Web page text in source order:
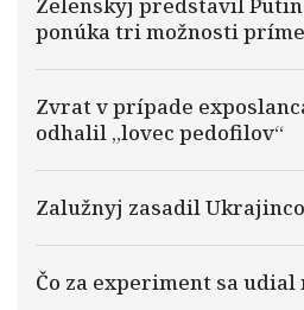
ponúka tri možnosti
Zvrat v prípade
odhalil „lovec pedofilov“
Zalužnyj zasadil
Čo za experiment sa udial